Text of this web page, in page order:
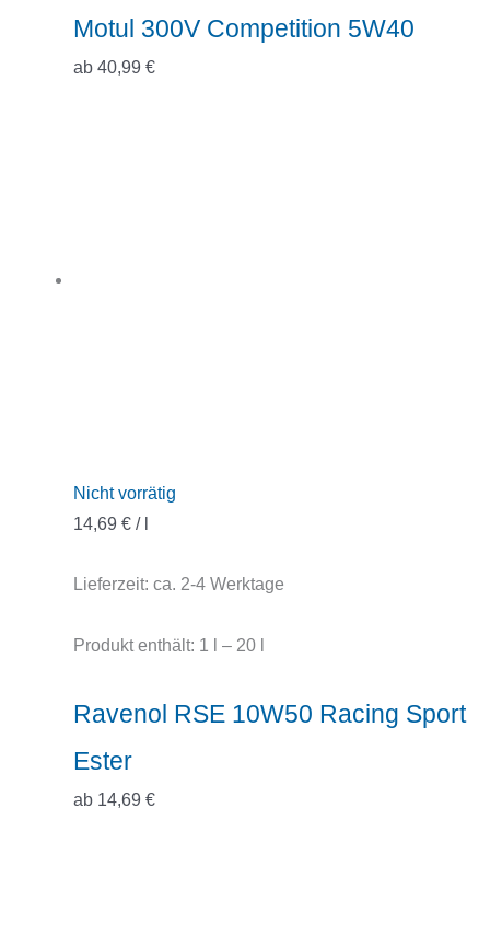
Motul 300V Competition 5W40
ab 40,99 €
Nicht vorrätig
14,69 €/
Lieferzeit: ca. 2-4 Werktage
Produkt enthält: 1 – 20
Ravenol RSE 10W50 Racing Sport
Ester
ab 14,69 €